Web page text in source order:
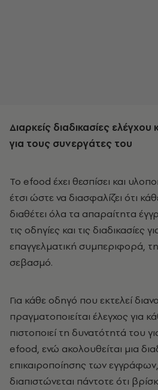
Διαρκείς διαδικασίες
για τους συνεργάτες του
Το efood έχει θεσπίσει και
έτσι ώστε να διασφαλίζει ότι
διαθέτει όλα τα απαραίτητα
τις οδηγίες και τις διαδικασίες
επαγγελματική συμπεριφορά,
σεβασμό.
Για κάθε οδηγό που εκτελεί
πραγματοποιείται έλεγχος για
πιστοποιεί τη δυνατότητά του
efood, ενώ ακολουθείται μια
επικαιροποίησης των
διαπιστώνεται πάντοτε ότι